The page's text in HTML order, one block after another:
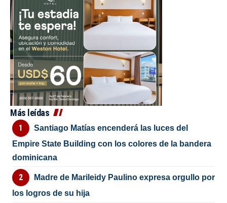
Más leídas
Santiago Matías encenderá las luces del
Empire State Building con los colores de la bandera
dominicana
Madre de Marileidy Paulino expresa orgullo por
los logros de su hija